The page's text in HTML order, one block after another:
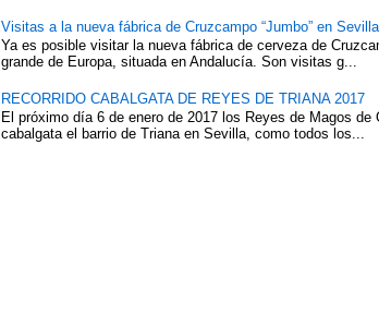
Visitas a la nueva fábrica de Cruzcampo “Jumbo” en Sevilla
Ya es posible visitar la nueva fábrica de cerveza de
grande de Europa, situada en Andalucía. Son visitas g...
RECORRIDO CABALGATA DE REYES DE TRIANA 2017
El próximo día 6 de enero de 2017 los Reyes de Magos de
cabalgata el barrio de Triana en Sevilla, como todos los...